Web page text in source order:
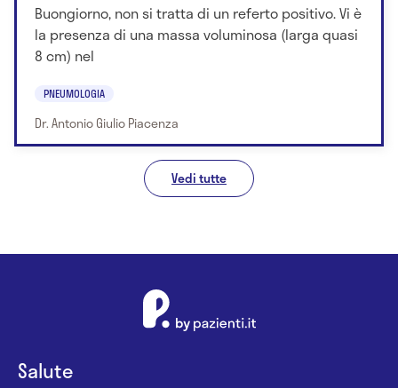
Buongiorno, non si tratta di un referto positivo. Vi è
la presenza di una massa voluminosa (larga quasi
8 cm) nel
PNEUMOLOGIA
Dr. Antonio Giulio Piacenza
Vedi tutte
Salute